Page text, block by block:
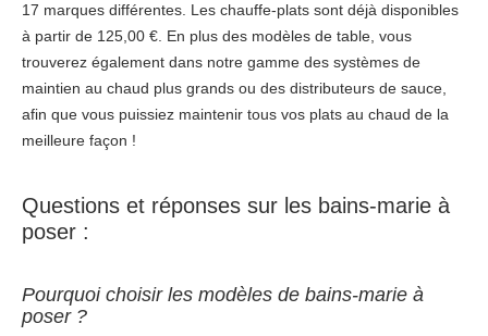
17 marques différentes. Les chauffe-plats sont déjà disponibles
à partir de 125,00 €. En plus des modèles de table, vous
trouverez également dans notre gamme des systèmes de
maintien au chaud plus grands ou des distributeurs de sauce,
afin que vous puissiez maintenir tous vos plats au chaud de la
meilleure façon !
Questions et réponses sur les bains-marie à
poser :
Pourquoi choisir les modèles de bains-marie à
poser ?